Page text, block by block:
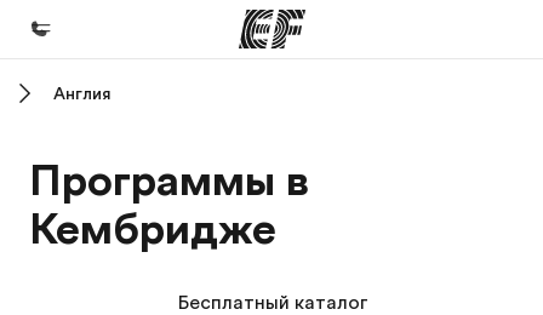
Программы
Все курсы и программы EF
Англия
Программы в
Кембридже
Бесплатный каталог